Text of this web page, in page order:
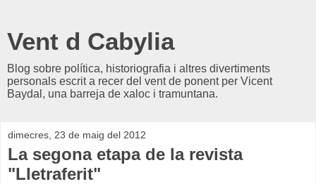
Vent d Cabylia
Blog sobre política, historiografia i altres divertiments
personals escrit a recer del vent de ponent per Vicent
Baydal, una barreja de xaloc i tramuntana.
dimecres, 23 de maig del 2012
La segona etapa de la revista
"Lletraferit"